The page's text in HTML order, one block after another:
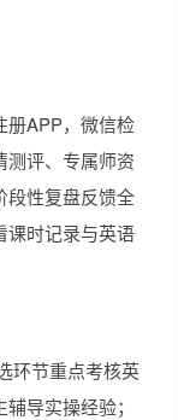
册APP，微信检
测评、专属师资
段性复盘反馈全
课时记录与英语
环节重点考核英
导实操经验；